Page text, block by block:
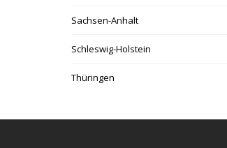
Sachsen-Anhalt
Schleswig-Holstein
Thüringen